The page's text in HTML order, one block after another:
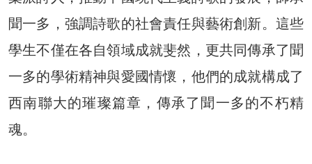
聞一多，強調詩歌的社會責任與藝術創新。這些
學生不僅在各自領域成就斐然，更共同傳承了聞
一多的學術精神與愛國情懷，他們的成就構成了
西南聯大的璀璨篇章，傳承了聞一多的不朽精
魂。